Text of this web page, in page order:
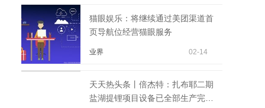
猫眼娱乐：将继续通过美团渠道首
页导航位经营猫眼服务
业界 02-14
天天热头条丨倍杰特：扎布耶二期
盐湖提锂项目设备已全部生产完毕